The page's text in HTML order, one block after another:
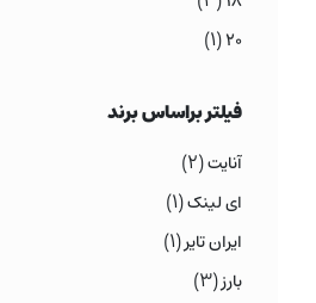
۲۰(۱)
فیلتر براساس برند
آنایت(۲)
ای لینک(۱)
ایران تایر(۱)
بارز(۳)